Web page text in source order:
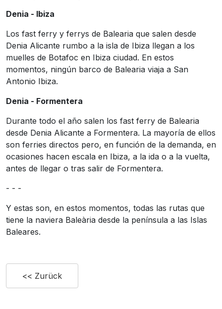
Denia - Ibiza
Los fast ferry y ferrys de Balearia que salen desde
Denia Alicante rumbo a la isla de Ibiza llegan a los
muelles de Botafoc en Ibiza ciudad. En estos
momentos, ningún barco de Balearia viaja a San
Antonio Ibiza.
Denia - Formentera
Durante todo el año salen los fast ferry de Balearia
desde Denia Alicante a Formentera. La mayoría de ellos
son ferries directos pero, en función de la demanda, en
ocasiones hacen escala en Ibiza, a la ida o a la vuelta,
antes de llegar o tras salir de Formentera.
- - -
Y estas son, en estos momentos, todas las rutas que
tiene la naviera Baleària desde la península a las Islas
Baleares.
<< Zurück